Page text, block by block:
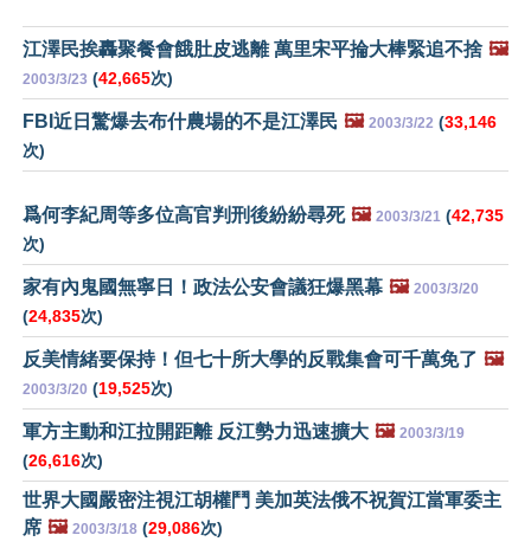
江澤民挨轟聚餐會餓肚皮逃離 萬里宋平掄大棒緊追不捨 🖼️
2003/3/23 (42,665次)
FBI近日驚爆去布什農場的不是江澤民 🖼️ 2003/3/22 (33,146
次)
爲何李紀周等多位高官判刑後紛紛尋死 🖼️ 2003/3/21 (42,735
次)
家有內鬼國無寧日！政法公安會議狂爆黑幕 🖼️ 2003/3/20
(24,835次)
反美情緒要保持！但七十所大學的反戰集會可千萬免了 🖼️
2003/3/20 (19,525次)
軍方主動和江拉開距離 反江勢力迅速擴大 🖼️ 2003/3/19
(26,616次)
世界大國嚴密注視江胡權鬥 美加英法俄不祝賀江當軍委主
席 🖼️ 2003/3/18 (29,086次)